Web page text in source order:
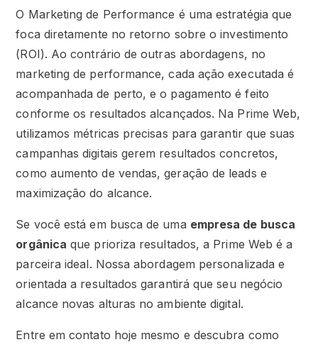
O Marketing de Performance é uma estratégia que
foca diretamente no retorno sobre o investimento
(ROI). Ao contrário de outras abordagens, no
marketing de performance, cada ação executada é
acompanhada de perto, e o pagamento é feito
conforme os resultados alcançados. Na Prime Web,
utilizamos métricas precisas para garantir que suas
campanhas digitais gerem resultados concretos,
como aumento de vendas, geração de leads e
maximização do alcance.
Se você está em busca de uma empresa de busca
orgânica que prioriza resultados, a Prime Web é a
parceira ideal. Nossa abordagem personalizada e
orientada a resultados garantirá que seu negócio
alcance novas alturas no ambiente digital.
Entre em contato hoje mesmo e descubra como